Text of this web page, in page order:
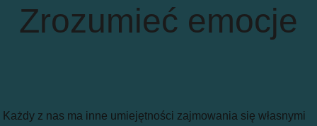
Zrozumieć emocje
Każdy z nas ma inne umiejętności zajmowania się własnymi